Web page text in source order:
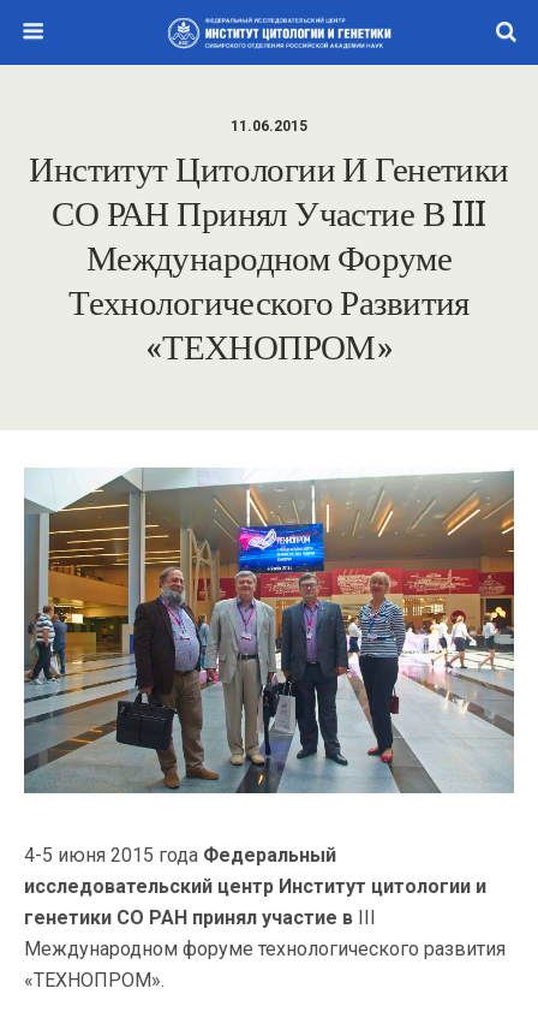
11.06.2015
Институт Цитологии И Генетики
СО РАН Принял Участие В III
Международном Форуме
Технологического Развития
«ТЕХНОПРОМ»
4-5 июня 2015 года Федеральный
исследовательский центр Институт цитологии и
генетики СО РАН принял участие в
Международном форуме технологического развития
«ТЕХНОПРОМ».